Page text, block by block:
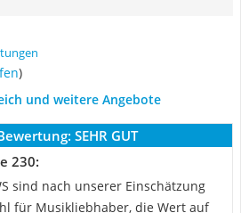
)
und weitere Angebote
SEHR GUT
230:
sind nach unserer Einschätzung
für Musikliebhaber, die Wert auf